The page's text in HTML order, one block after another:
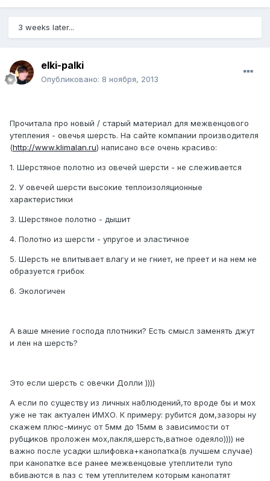
3 weeks later...
elki-palki
Опубликовано: 8 ноября, 2013
Прочитала про новый / старый материал для межвенцового
утепления - овечья шерсть. На сайте компании производителя
(http://www.klimalan.ru) написано все очень красиво:
1. Шерстяное полотно из овечей шерсти - не слеживается
2. У овечей шерсти высокие теплоизоляционные
характеристики
3. Шерстяное полотно - дышит
4. Полотно из шерсти - упругое и эластичное
5. Шерсть не впитывает влагу и не гниет, не преет и на нем не
образуется грибок
6. Экологичен
А ваше мнение господа плотники? Есть смысл заменять джут
и лен на шерсть?
Это если шерсть с овечки Долли ))))
А если по существу из личных наблюдений,то вроде бы и мох
уже не так актуален ИМХО. К примеру: рубится дом,зазоры ну
скажем плюс-минус от 5мм до 15мм в зависимости от
рубщиков проложен мох,пакля,шерсть,ватное одеяло)))) не
важно после усадки шлифовка+канопатка(в лучшем случае)
при канопатке все ранее межвенцовые утеплители тупо
вбиваются в паз с тем утеплителем которым канопатят